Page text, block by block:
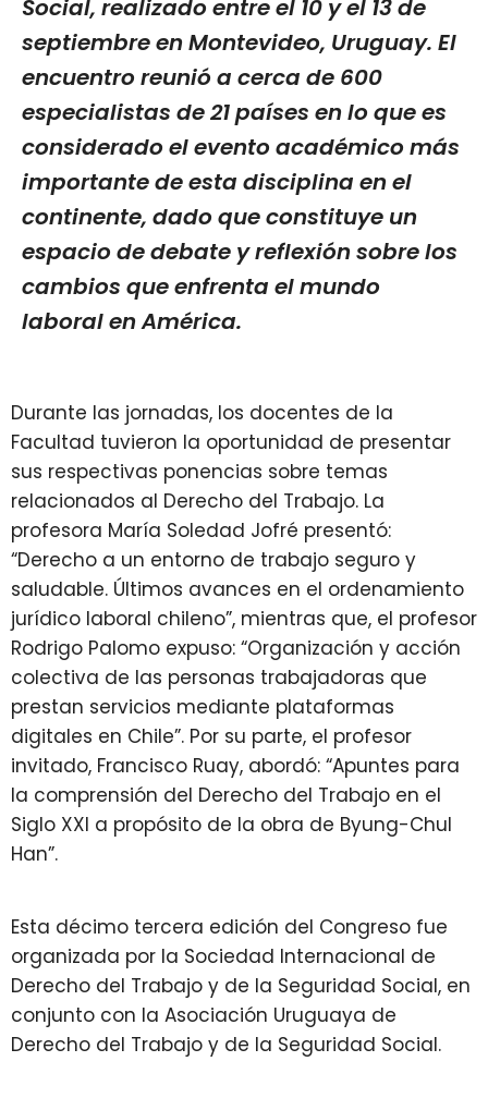
Social, realizado entre el 10 y el 13 de
septiembre en Montevideo, Uruguay. El
encuentro reunió a cerca de 600
especialistas de 21 países en lo que es
considerado el evento académico más
importante de esta disciplina en el
continente, dado que constituye un
espacio de debate y reflexión sobre los
cambios que enfrenta el mundo
laboral en América.
Durante las jornadas, los docentes de la
Facultad tuvieron la oportunidad de presentar
sus respectivas ponencias sobre temas
relacionados al Derecho del Trabajo. La
profesora María Soledad Jofré presentó:
“Derecho a un entorno de trabajo seguro y
saludable. Últimos avances en el ordenamiento
jurídico laboral chileno”, mientras que, el profesor
Rodrigo Palomo expuso: “Organización y acción
colectiva de las personas trabajadoras que
prestan servicios mediante plataformas
digitales en Chile”. Por su parte, el profesor
invitado, Francisco Ruay, abordó: “Apuntes para
la comprensión del Derecho del Trabajo en el
Siglo XXI a propósito de la obra de Byung-Chul
Han”.
Esta décimo tercera edición del Congreso fue
organizada por la Sociedad Internacional de
Derecho del Trabajo y de la Seguridad Social, en
conjunto con la Asociación Uruguaya de
Derecho del Trabajo y de la Seguridad Social.